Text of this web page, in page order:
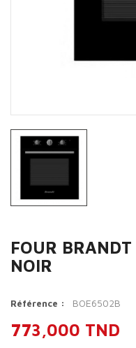
FOUR
NOIR
Référence : BOE6502B
773,000 TND